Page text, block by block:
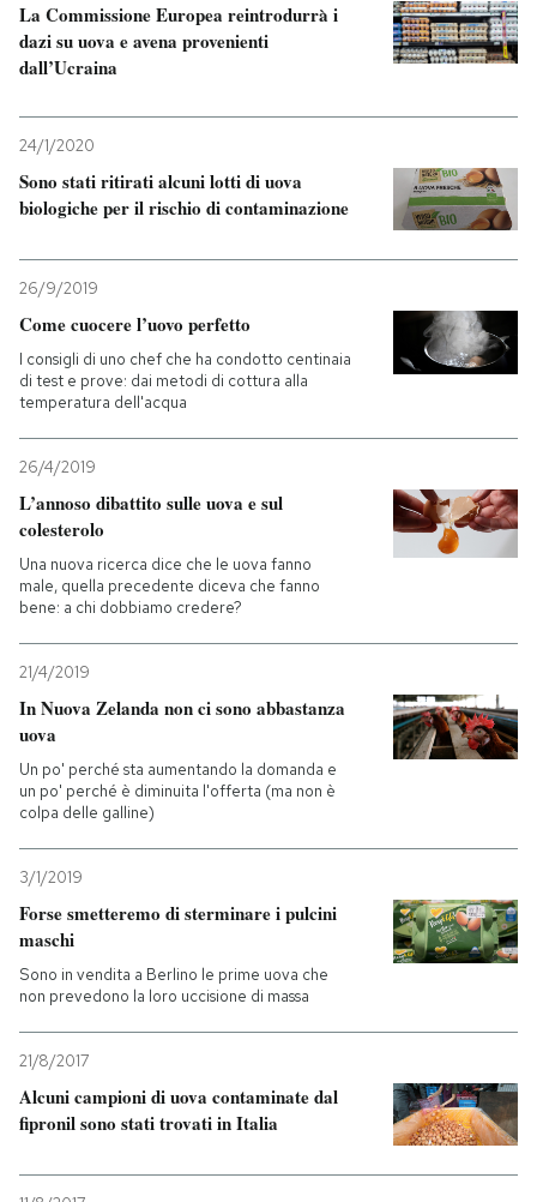
La Commissione Europea reintrodurrà i
dazi su uova e avena provenienti
dall’Ucraina
24/1/2020
Sono stati ritirati alcuni lotti di uova
biologiche per il rischio di contaminazione
26/9/2019
Come cuocere l’uovo perfetto
I consigli di uno chef che ha condotto centinaia
di test e prove: dai metodi di cottura alla
temperatura dell'acqua
26/4/2019
L’annoso dibattito sulle uova e sul
colesterolo
Una nuova ricerca dice che le uova fanno
male, quella precedente diceva che fanno
bene: a chi dobbiamo credere?
21/4/2019
In Nuova Zelanda non ci sono abbastanza
uova
Un po' perché sta aumentando la domanda e
un po' perché è diminuita l'offerta (ma non è
colpa delle galline)
3/1/2019
Forse smetteremo di sterminare i pulcini
maschi
Sono in vendita a Berlino le prime uova che
non prevedono la loro uccisione di massa
21/8/2017
Alcuni campioni di uova contaminate dal
fipronil sono stati trovati in Italia